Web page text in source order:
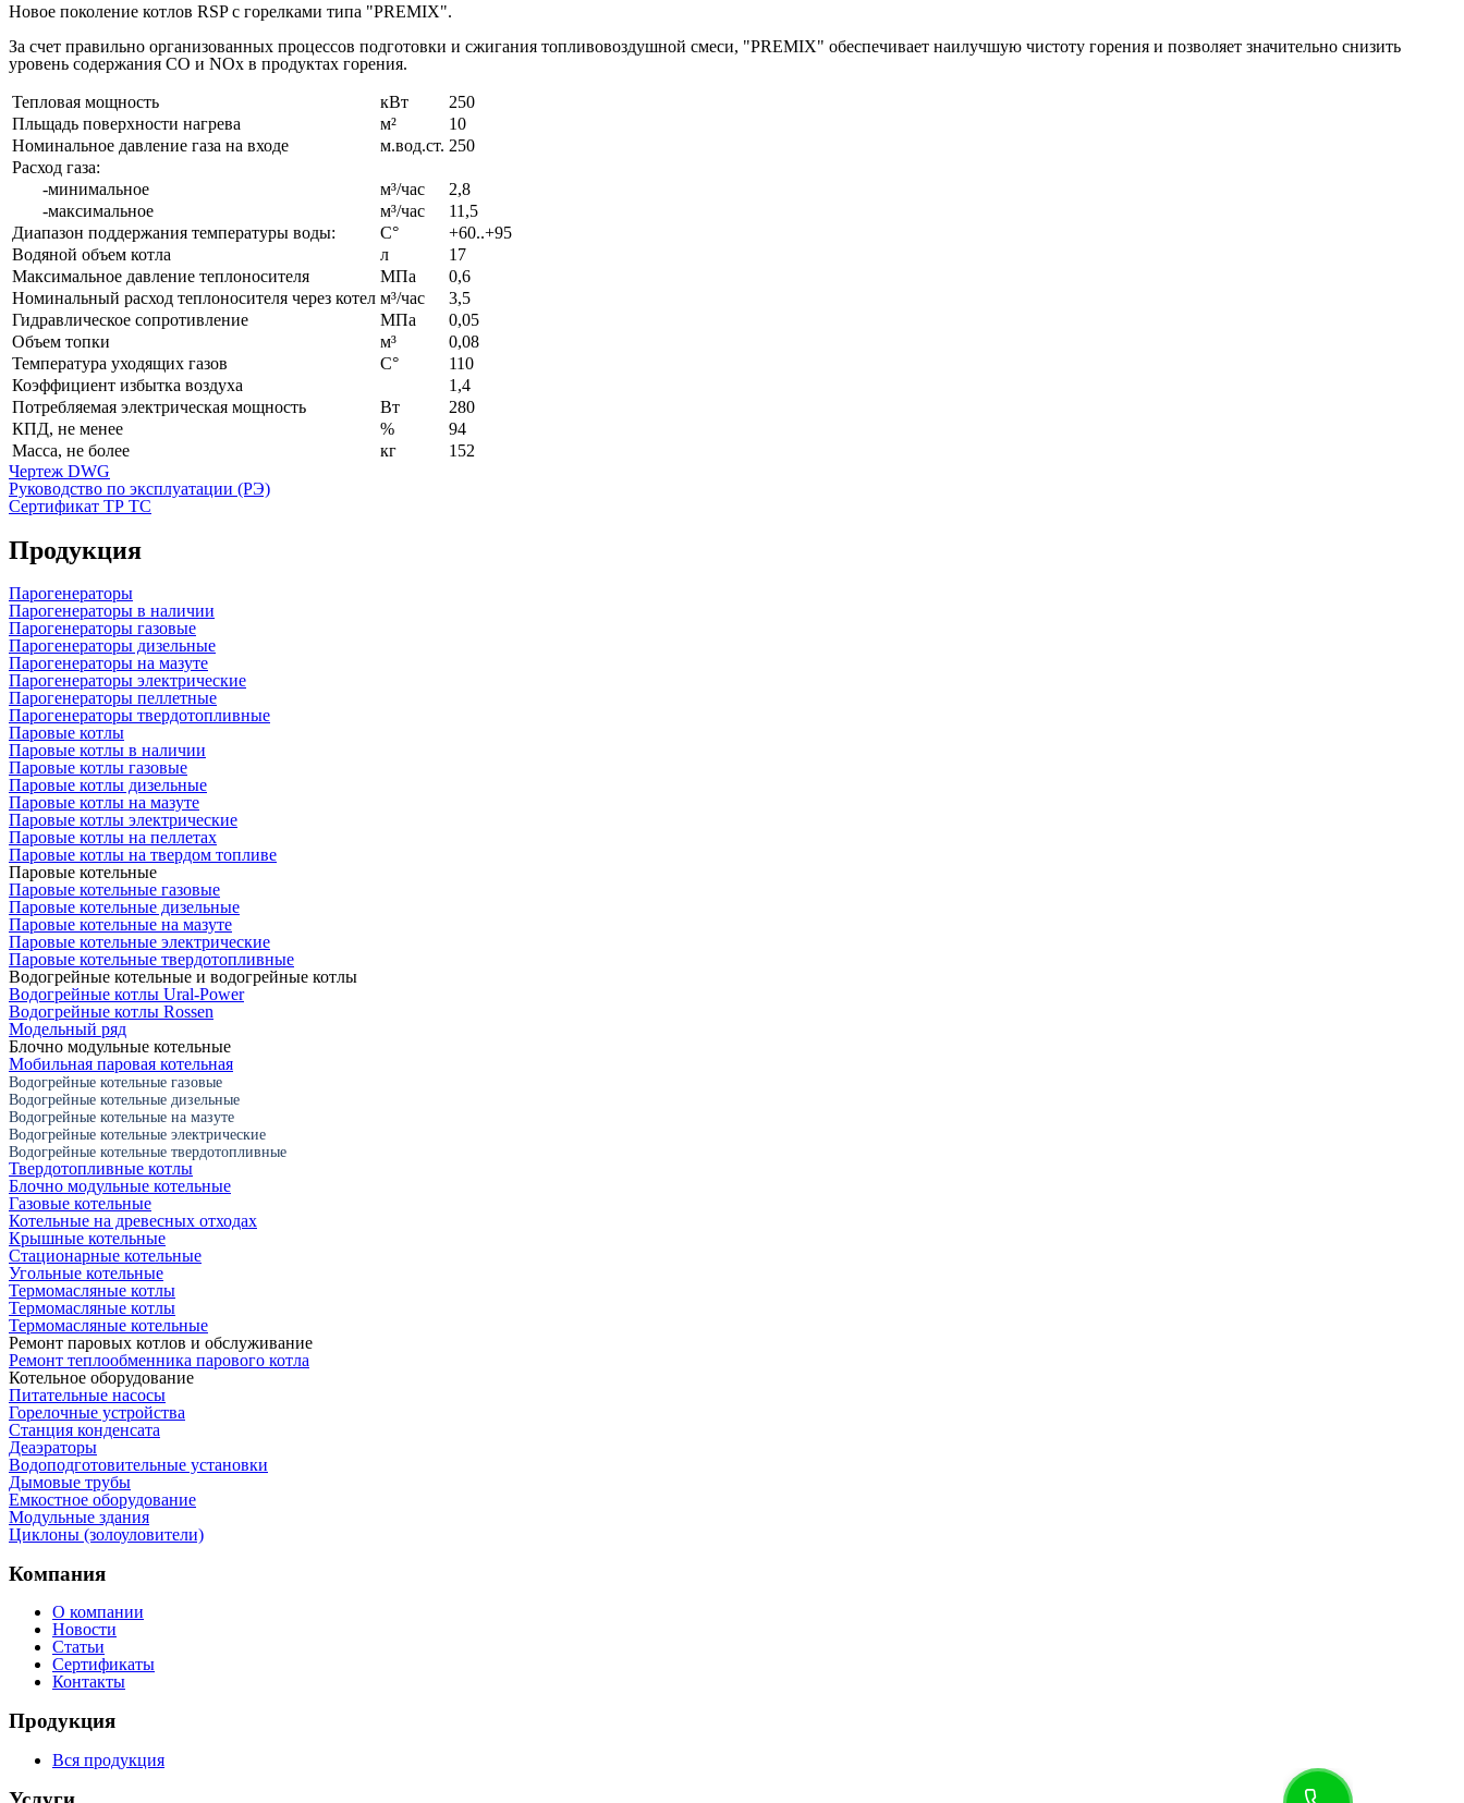
Новое поколение котлов RSP с горелками типа "PREMIX".
За счет правильно организованных процессов подготовки и сжигания топливовоздушной смеси, "PREMIX" обеспечивает наилучшую чистоту горения и позволяет значительно снизить
уровень содержания CO и NOx в продуктах горения.
Тепловая мощность кВт
250
Пльщадь поверхности нагрева
м²
10
Номинальное давление газа на входе
м.вод.ст. 250
Расход газа:
-минимальное
м³/час
2,8
-максимальное
м³/час
11,5
Диапазон поддержания температуры воды:
С°
+60..+95
Водяной объем котла
л
17
Максимальное давление теплоносителя
МПа
0,6
Номинальный расход теплоносителя через котел м³/час
3,5
Гидравлическое сопротивление
МПа
0,05
Объем топки
м³
0,08
Температура уходящих газов
С°
110
Коэффициент избытка воздуха
1,4
Потребляемая электрическая мощность
Вт
280
КПД, не менее
%
94
Масса, не более
кг
152
Чертеж DWG
Руководство по эксплуатации (РЭ)
Сертификат ТР ТС
Продукция
Парогенераторы
Парогенераторы в наличии
Парогенераторы газовые
Парогенераторы дизельные
Парогенераторы на мазуте
Парогенераторы электрические
Парогенераторы пеллетные
Парогенераторы твердотопливные
Паровые котлы
Паровые котлы в наличии
Паровые котлы газовые
Паровые котлы дизельные
Паровые котлы на мазуте
Паровые котлы электрические
Паровые котлы на пеллетах
Паровые котлы на твердом топливе
Паровые котельные
Паровые котельные газовые
Паровые котельные дизельные
Паровые котельные на мазуте
Паровые котельные электрические
Паровые котельные твердотопливные
Водогрейные котельные и водогрейные котлы
Водогрейные котлы Ural-Power
Водогрейные котлы Rossen
Модельный ряд
Блочно модульные котельные
Мобильная паровая котельная
Водогрейные котельные газовые
Водогрейные котельные дизельные
Водогрейные котельные на мазуте
Водогрейные котельные электрические
Водогрейные котельные твердотопливные
Твердотопливные котлы
Блочно модульные котельные
Газовые котельные
Котельные на древесных отходах
Крышные котельные
Стационарные котельные
Угольные котельные
Термомасляные котлы
Термомасляные котлы
Термомасляные котельные
Ремонт паровых котлов и обслуживание
Ремонт теплообменника парового котла
Котельное оборудование
Питательные насосы
Горелочные устройства
Станция конденсата
Деаэраторы
Водоподготовительные установки
Дымовые трубы
Емкостное оборудование
Mодульные здания
Циклоны (золоуловители)
Компания
О компании
Новости
Статьи
Сертификаты
Контакты
Продукция
Вся продукция